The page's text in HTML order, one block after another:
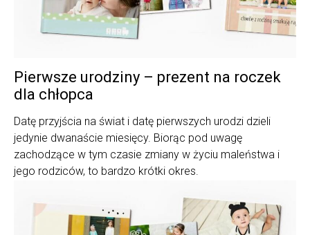
Pierwsze urodziny – prezent na roczek
dla chłopca
Datę przyjścia na świat i datę pierwszych urodzi dzieli
jedynie dwanaście miesięcy. Biorąc pod uwagę
zachodzące w tym czasie zmiany w życiu maleństwa i
jego rodziców, to bardzo krótki okres.